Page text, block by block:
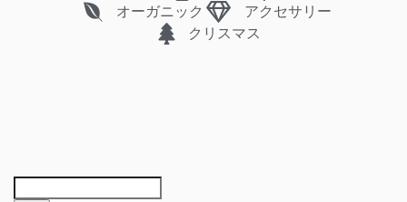
オーガニック
アクセサリー
クリスマス